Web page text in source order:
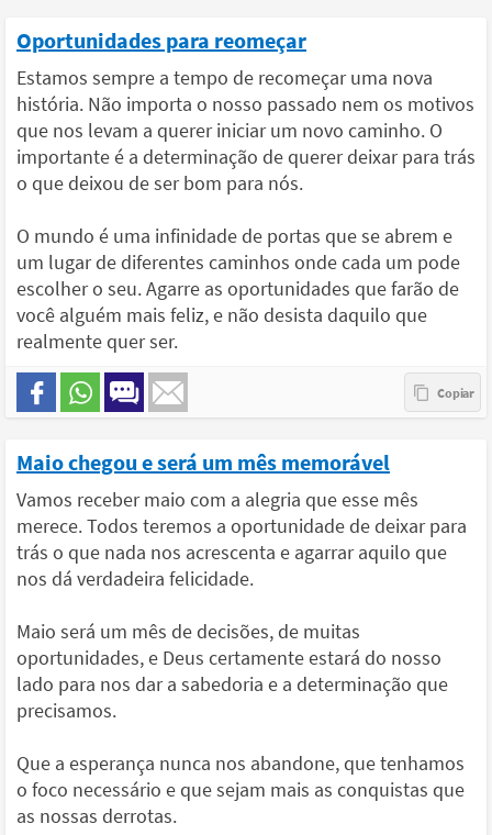
Oportunidades para reomeçar
Estamos sempre a tempo de recomeçar uma nova
história. Não importa o nosso passado nem os motivos
que nos levam a querer iniciar um novo caminho. O
importante é a determinação de querer deixar para trás
o que deixou de ser bom para nós.
O mundo é uma infinidade de portas que se abrem e
um lugar de diferentes caminhos onde cada um pode
escolher o seu. Agarre as oportunidades que farão de
você alguém mais feliz, e não desista daquilo que
realmente quer ser.
Maio chegou e será um mês memorável
Vamos receber maio com a alegria que esse mês
merece. Todos teremos a oportunidade de deixar para
trás o que nada nos acrescenta e agarrar aquilo que
nos dá verdadeira felicidade.
Maio será um mês de decisões, de muitas
oportunidades, e Deus certamente estará do nosso
lado para nos dar a sabedoria e a determinação que
precisamos.
Que a esperança nunca nos abandone, que tenhamos
o foco necessário e que sejam mais as conquistas que
as nossas derrotas.